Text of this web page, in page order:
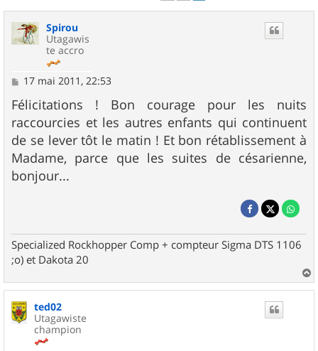
Spirou
Utagawis
te accro
M
s
s
a
g
e
17 mai 2011, 22:53
Félicitations ! Bon courage pour les nuits
raccourcies et les autres enfants qui continuent
de se lever tôt le matin ! Et bon rétablissement à
Madame, parce que les suites de césarienne,
bonjour...
Specialized Rockhopper Comp + compteur Sigma DTS 1106
;o) et Dakota 20
a
u
ted02
Utagawiste
champion